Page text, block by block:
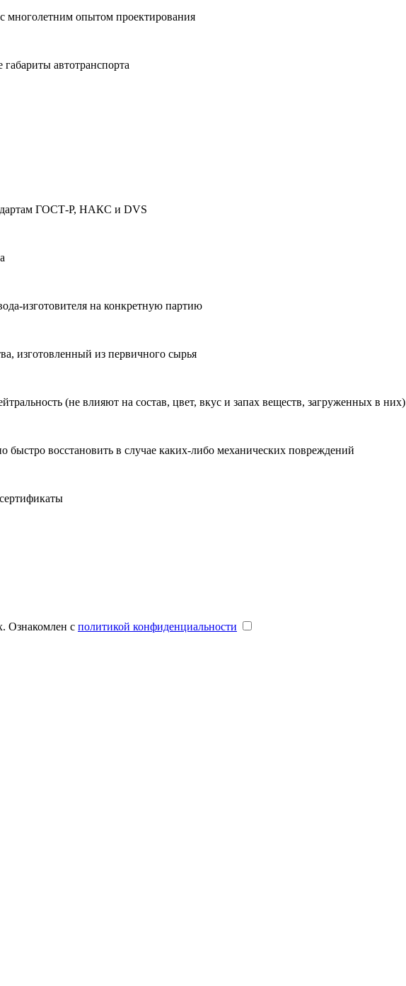
многолетним опытом проектирования
автотранспорта
ГОСТ-Р, НАКС и DVS
изготовителя на конкретную партию
изготовленный из первичного сырья
(не влияют на состав, цвет, вкус и запах веществ, загруженных в них)
восстановить в случае каких-либо механических повреждений
Ознакомлен с политикой конфиденциальности